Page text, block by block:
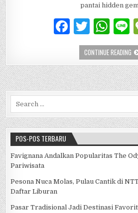
pantai hidden
F
a
c
e
b
o
k
T
w
it
te
r
W
h
at
s
A
p
CONTINUE READING
Search for:
POS-POS TERBARU
Favignana Andalkan Popularitas The
Pariwisata
Pesona Nuca Molas, Pulau Cantik di
Daftar Liburan
Pasar Tradisional Jadi Destinasi